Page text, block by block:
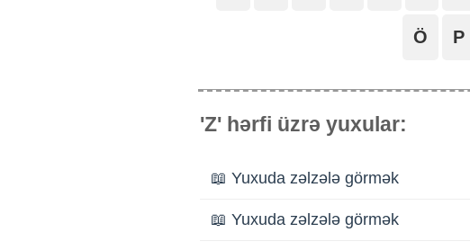
Ö P
'Z' hərfi üzrə yuxular:
📖 Yuxuda zəlzələ görmək
📖 Yuxuda zəlzələ görmək